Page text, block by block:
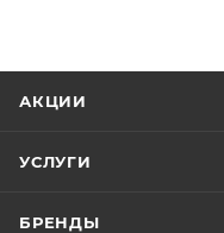
АКЦИИ
УСЛУГИ
БРЕНДЫ